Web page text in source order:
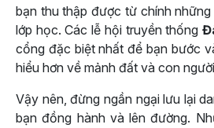
bạn thu thập được từ chính những
lớp học. Các lễ hội truyền thống
cổng đặc biệt nhất để bạn bước
hiểu hơn về mảnh đất và con
Vậy nên, đừng ngần ngại lưu lại
bạn đồng hành và lên đường.